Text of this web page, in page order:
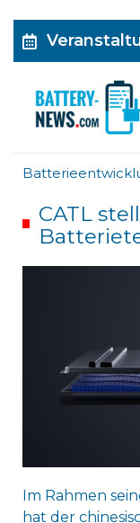
CATL
Im Rahmen
hat der